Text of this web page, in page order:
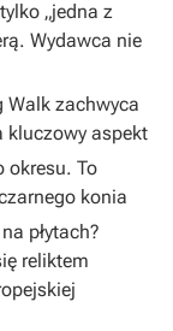
„jedna z
Wydawca nie
Walk zachwyca
kluczowy aspekt
okresu. To
konia
płytach?
reliktem